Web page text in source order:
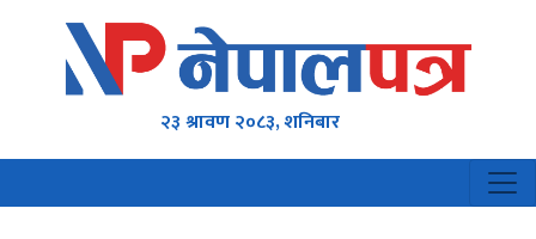
२३ श्रावण २०८३, शनिबार